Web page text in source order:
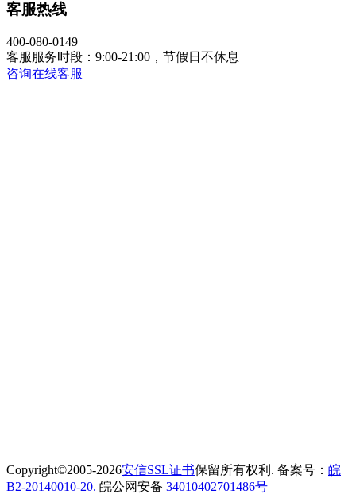
客服热线
400-080-0149
客服服务时段：9:00-21:00，节假日不休息
咨询在线客服
Copyright©2005-2026安信SSL证书保留所有权利. 备案号： 皖
B2-20140010-20. 皖公网安备 34010402701486号